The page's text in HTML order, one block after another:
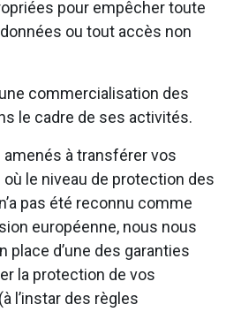
pour empêcher toute
ou tout accès non
commercialisation des
le cadre de ses activités.
à transférer vos
le niveau de protection des
pas été reconnu comme
européenne, nous nous
place d’une des garanties
la protection de vos
l’instar des règles